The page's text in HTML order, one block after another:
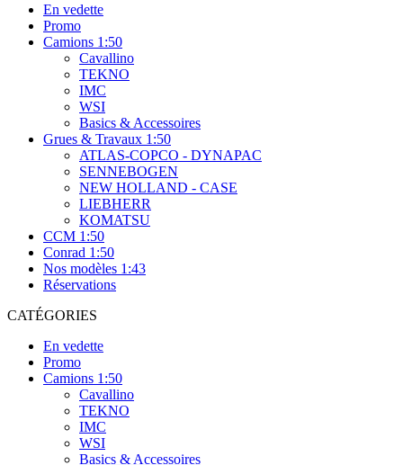
En vedette
Promo
Camions 1:50
Cavallino
TEKNO
IMC
WSI
Basics & Accessoires
Grues & Travaux 1:50
ATLAS-COPCO - DYNAPAC
SENNEBOGEN
NEW HOLLAND - CASE
LIEBHERR
KOMATSU
CCM 1:50
Conrad 1:50
Nos modèles 1:43
Réservations
CATÉGORIES
En vedette
Promo
Camions 1:50
Cavallino
TEKNO
IMC
WSI
Basics & Accessoires